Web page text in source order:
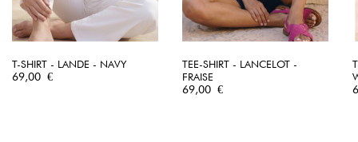
T-SHIRT - LANDE - NAVY
Prix
69,00 €
TEE-SHIRT - LANCELOT -
FRAISE
Prix
69,00 €